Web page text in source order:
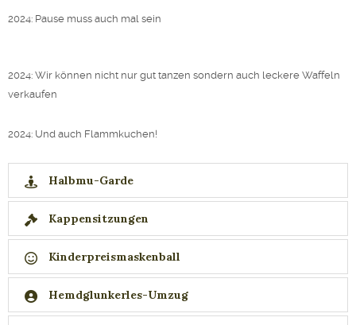
2024: Pause muss auch mal sein
2024: Wir können nicht nur gut tanzen sondern auch leckere Waffeln
verkaufen
2024: Und auch Flammkuchen!
Halbmu-Garde
Kappensitzungen
Kinderpreismaskenball
Hemdglunkerles-Umzug